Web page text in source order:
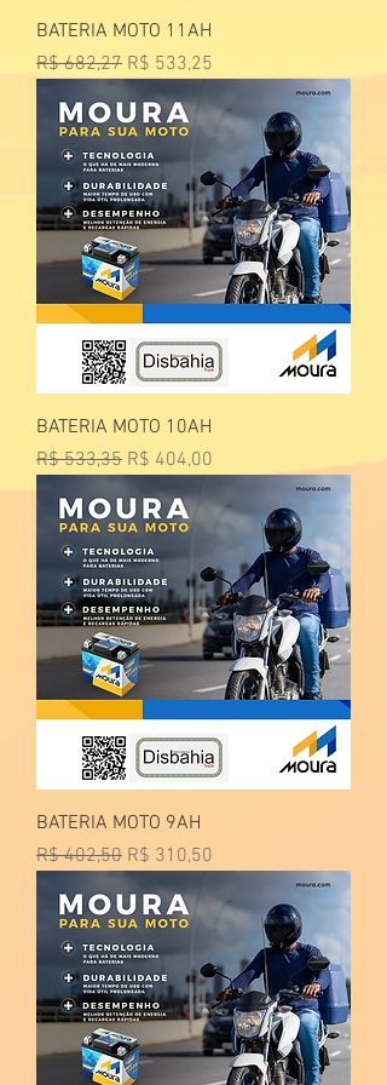
BATERIA MOTO 11AH
Preço normal
R$ 682,27 Preço promocional
R$ 533,25
BATERIA MOTO 10AH
Preço normal
R$ 533,35 Preço promocional
R$ 404,00
BATERIA MOTO 9AH
Preço normal
R$ 402,50 Preço promocional
R$ 310,50